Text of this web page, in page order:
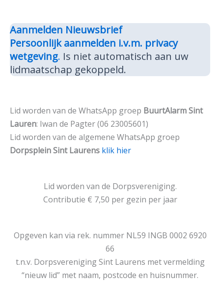
Aanmelden Nieuwsbrief
Persoonlijk aanmelden i.v.m. privacy
wetgeving. Is niet automatisch aan uw
lidmaatschap gekoppeld.
Lid worden van de WhatsApp groep BuurtAlarm Sint
Lauren: Iwan de Pagter (06 23005601)
Lid worden van de algemene WhatsApp groep
Dorpsplein Sint Laurens klik hier
Lid worden van de Dorpsvereniging.
Contributie € 7,50 per gezin per jaar
Opgeven kan via rek. nummer NL59 INGB 0002 6920
66
t.n.v. Dorpsvereniging Sint Laurens met vermelding
“nieuw lid” met naam, postcode en huisnummer.